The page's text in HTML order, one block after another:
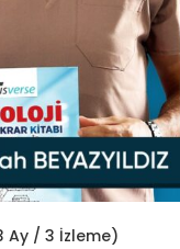
Ay / 3 İzleme)